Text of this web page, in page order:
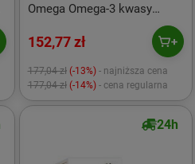
Omega Omega-3 kwasy
tłuszczowe EPA i DHA 120
kaps.
152,77 zł
177,04 zł (-13%) - najniższa cena
177,04 zł (-14%) - cena regularna
24h